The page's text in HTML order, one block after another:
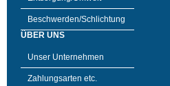
Beschwerden/Schlichtung
ÜBER UNS
Unser Unternehmen
Zahlungsarten etc.